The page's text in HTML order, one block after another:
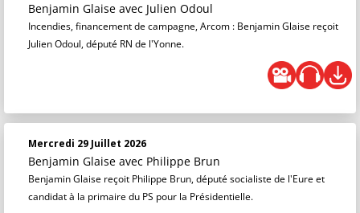
Benjamin Glaise avec Julien Odoul
Incendies, financement de campagne, Arcom : Benjamin Glaise reçoit
Julien Odoul, député RN de l'Yonne.
Mercredi 29 Juillet 2026
Benjamin Glaise avec Philippe Brun
Benjamin Glaise reçoit Philippe Brun, député socialiste de l'Eure et
candidat à la primaire du PS pour la Présidentielle.